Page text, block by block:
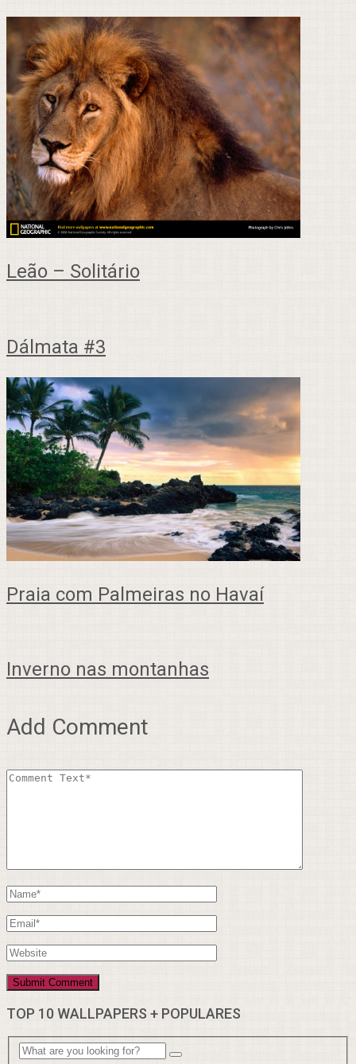
Leão – Solitário
Dálmata #3
Praia com Palmeiras no Havaí
Inverno nas montanhas
Add Comment
TOP 10 WALLPAPERS + POPULARES